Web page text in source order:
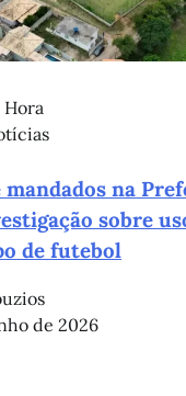
mandados na
sobre
de futebol
de 2026